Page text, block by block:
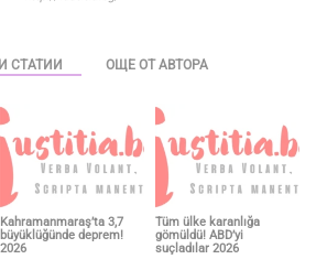
СТАТИИ ОЩЕ ОТ АВТОРА
Kahramanmaraş’ta 3,7
büyüklüğünde deprem!
2026
Tüm ülke karanlığa
gömüldü! ABD’yi
suçladılar 2026